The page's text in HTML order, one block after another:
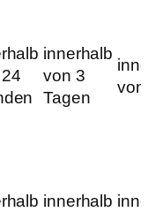
innerhalb
von 3
Tagen
von
innerhalb